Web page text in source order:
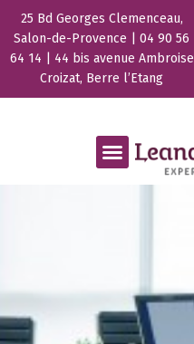
25 Bd Georges Clemenceau,
Salon-de-Provence | 04 90 56
64 14 | 44 bis avenue Ambroise
Croizat, Berre l’Etang